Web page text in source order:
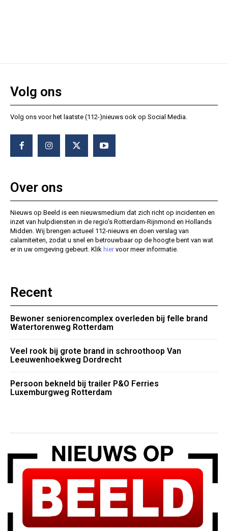
Volg ons
Volg ons voor het laatste (112-)nieuws ook op Social Media.
Over ons
Nieuws op Beeld is een nieuwsmedium dat zich richt op incidenten en
inzet van hulpdiensten in de regio’s Rotterdam-Rijnmond en Hollands
Midden. Wij brengen actueel 112-nieuws en doen verslag van
calamiteiten, zodat u snel en betrouwbaar op de hoogte bent van wat
er in uw omgeving gebeurt. Klik hiervoor meer informatie.
Recent
Bewoner seniorencomplex overleden bij felle brand
Watertorenweg Rotterdam
Veel rook bij grote brand in schroothoop Van
Leeuwenhoekweg Dordrecht
Persoon bekneld bij trailer P&O Ferries
Luxemburgweg Rotterdam